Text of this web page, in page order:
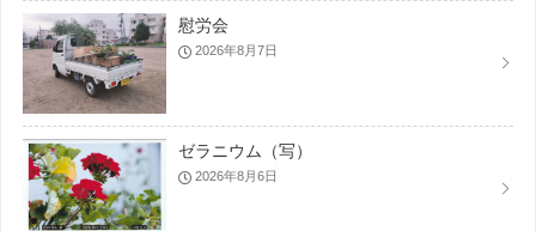
慰労会
2026年8月7日
ゼラニウム（写）
2026年8月6日